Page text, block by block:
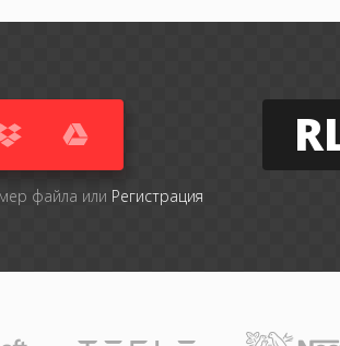
файла или Регистрация